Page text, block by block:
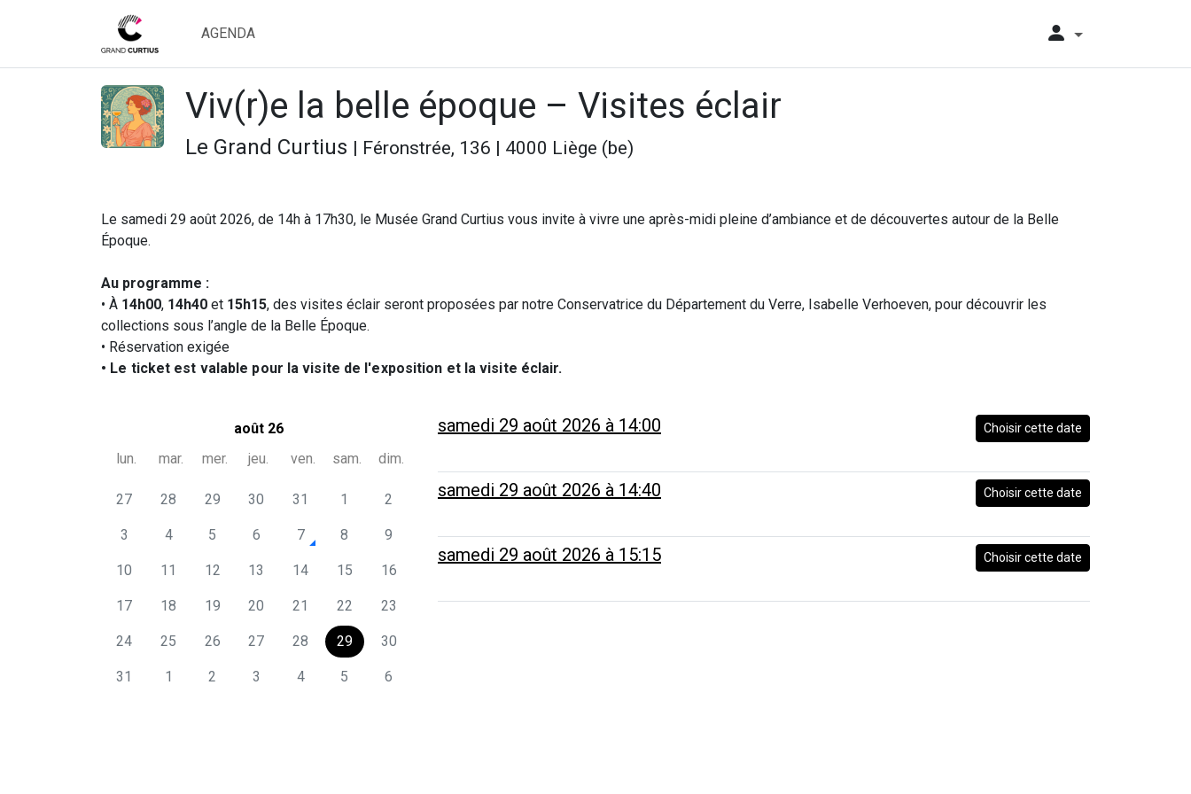
AGENDA
Viv(r)e la belle époque – Visites éclair
Le Grand Curtius | Féronstrée, 136 | 4000 Liège (be)
Le samedi 29 août 2026, de 14h à 17h30, le Musée Grand Curtius vous invite à vivre une après-midi pleine d’ambiance et de découvertes autour de la Belle
Époque.
Au programme :
• À 14h00, 14h40 et 15h15, des visites éclair seront proposées par notre Conservatrice du Département du Verre, Isabelle Verhoeven, pour découvrir les
collections sous l’angle de la Belle Époque.
• Réservation exigée
• Le ticket est valable pour la visite de l'exposition et la visite éclair.
août 26
lun.
mar. mer. jeu. ven. sam. dim.
27 28 29 30 31 1 2
3 4 5 6 7 8 9
10 11 12 13 14 15 16
17 18 19 20 21 22 23
24 25 26 27 28 29 30
31 1 2 3 4 5 6
samedi 29 août 2026 à 14:00 Choisir cette date
samedi 29 août 2026 à 14:40 Choisir cette date
samedi 29 août 2026 à 15:15 Choisir cette date